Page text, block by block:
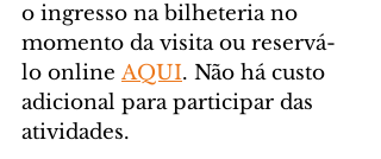
o ingresso na bilheteria no
momento da visita ou reservá-
lo online AQUI. Não há custo
adicional para participar das
atividades.